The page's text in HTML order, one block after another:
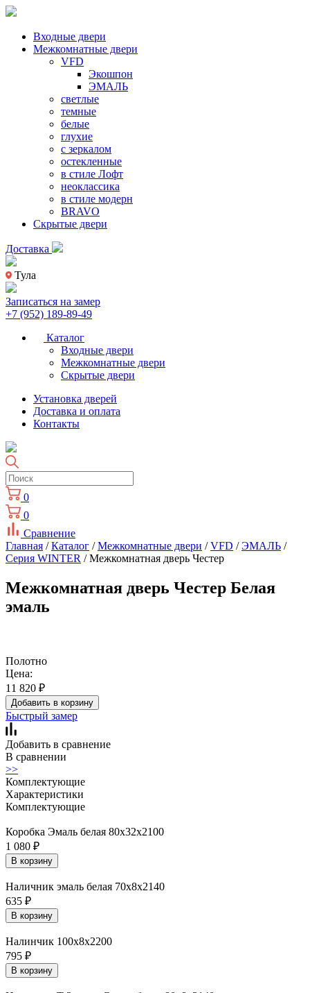
Входные двери
Межкомнатные двери
VFD
Экошпон
ЭМАЛЬ
светлые
темные
белые
глухие
с зеркалом
остекленные
в стиле Лофт
неоклассика
в стиле модерн
BRAVO
Скрытые двери
Доставка
Тула
Записаться на замер
+7 (952) 189-89-49
Каталог
Входные двери
Межкомнатные двери
Скрытые двери
Установка дверей
Доставка и оплата
Контакты
0
0
Сравнение
Главная /Каталог /Межкомнатные двери /VFD /ЭМАЛЬ /
Серия WINTER / Межкомнатная дверь Честер
Межкомнатная дверь Честер Белая
эмаль
Полотно
Цена:
11 820 ₽
Добавить в корзину
Быстрый замер
Добавить в сравнение
В сравнении
>>
Комплектующие
Характеристики
Комплектующие
Коробка Эмаль белая 80х32х2100
1 080 ₽
В корзину
Наличник эмаль белая 70х8х2140
635 ₽
В корзину
Налинчик 100х8х2200
795 ₽
В корзину